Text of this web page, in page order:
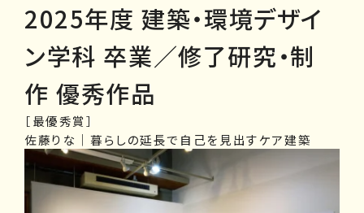
2025年度 建築・環境デザイ
ン学科 卒業／修了研究・制
作 優秀作品
［最優秀賞］
佐藤りな｜暮らしの延長で自己を見出すケア建築